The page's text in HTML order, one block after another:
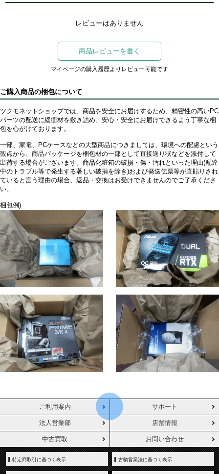
レビューはありません
商品レビューを書く
マイページの購入履歴よりレビュー可能です
ご購入商品の梱包について
ツクモネットショップでは、商品を安全にお届けするため、精密性の高いPC
パーツの配送に緩衝材を敷き詰め、安心・安全にお届けできるよう丁寧な梱
包を心がけております。
一部、家電、PCケースなどの大型商品につきましては、環境への配慮という
観点から、商品パッケージを梱包材の一部として直接送り状などを添付して
出荷する場合がございます。商品化粧箱の破損・傷・汚れといった理由(配達
中のトラブル等で発生する著しい破損を除き)および発送伝票等が直貼りされ
ていると言う理由の場合、返品・交換はお受けできませんのでご了承くださ
い。
梱包例)
ご利用案内 サポート
法人営業部 店舗情報
中古買取 お問い合わせ
特定商取引に基づく表示 古物営業法に基づく表示